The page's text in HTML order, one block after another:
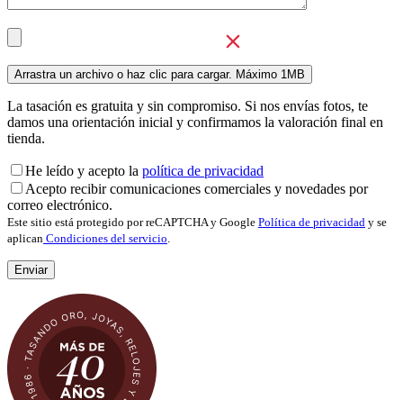
La tasación es gratuita y sin compromiso. Si nos envías fotos, te
damos una orientación inicial y confirmamos la valoración final en
tienda.
He leído y acepto la política de privacidad
Acepto recibir comunicaciones comerciales y novedades por
correo electrónico.
Este sitio está protegido por reCAPTCHA y Google Política de privacidad y se
aplican Condiciones del servicio